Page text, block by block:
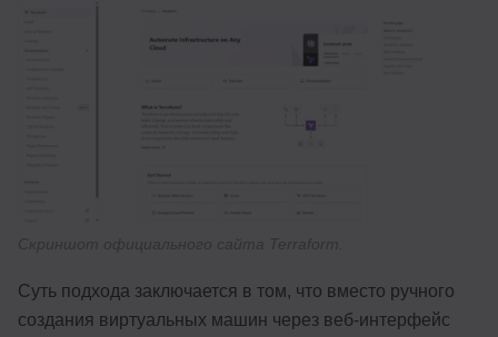
Суть подхода заключается в том, что вместо ручного
создания виртуальных машин через веб-интерфейс